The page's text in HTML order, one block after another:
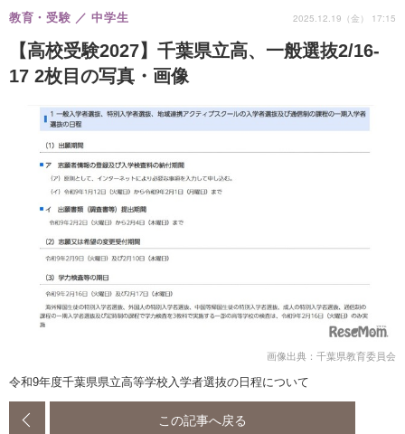
【高校受験2027】千葉県立高、一般選抜2/16-
17 2枚目の写真・画像
教育・受験 中学生 2025.12.19（金） 17:15
画像出典：千葉県教育委員会
令和9年度千葉県県立高等学校入学者選抜の日程について
この記事へ戻る